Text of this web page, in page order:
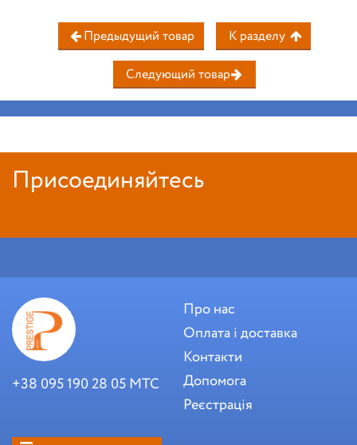
Предыдущий товар К разделу
Следующий товар
Присоединяйтесь
+38 095 190 28 05 МТС
Про нас
Оплата і доставка
Контакти
Допомога
Реєстрація